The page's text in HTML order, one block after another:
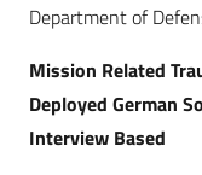
Department of
Mission Related
Deployed German
Interview Based